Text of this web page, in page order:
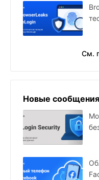
См.
Новые сообщения